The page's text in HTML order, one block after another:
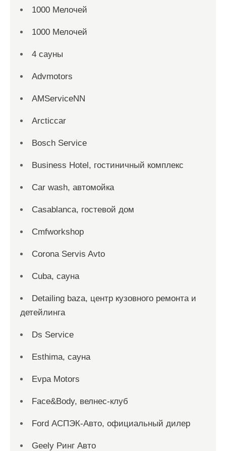
1000 Мелочей
1000 Мелочей
4 сауны
Advmotors
AMServiceNN
Arcticcar
Bosch Service
Business Hotel, гостиничный комплекс
Car wash, автомойка
Casablanca, гостевой дом
Cmfworkshop
Corona Servis Avto
Cuba, сауна
Detailing baza, центр кузовного ремонта и
детейлинга
Ds Service
Esthima, сауна
Evpa Motors
Face&Body, велнес-клуб
Ford АСПЭК-Авто, официальный дилер
Geely Ринг Авто